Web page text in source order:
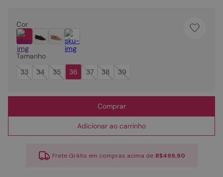
Cor
Tamanho
33
35 37 38 39
34 36
Comprar
Adicionar ao carrinho
Frete Grátis em compras acima de R$499,90
sapatilha
óculos
10º couro